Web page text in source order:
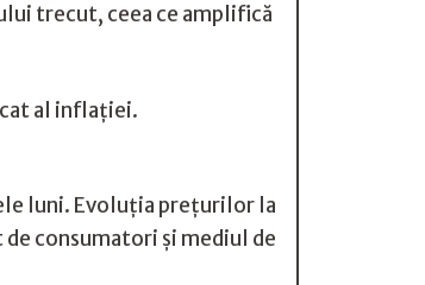
trecut, ceea ce amplifică
al inflației.
luni. Evoluția prețurilor la
consumatori și mediul de